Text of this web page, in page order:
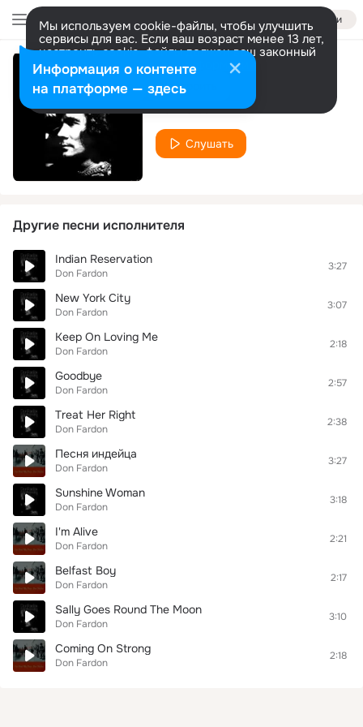
Войти
Мы используем cookie-файлы, чтобы улучшить
сервисы для вас. Если ваш возраст менее 13 лет,
настроить cookie-файлы должен ваш законный
представитель. Больше информации
Разрешить все Настроить
I Need Somebody
Don Fardon
Слушать
Другие песни исполнителя
Indian Reservation
Don Fardon
3:27
New York City
Don Fardon
3:07
Keep On Loving Me
Don Fardon
2:18
Goodbye
Don Fardon
2:57
Treat Her Right
Don Fardon
2:38
Песня индейца
Don Fardon
3:27
Sunshine Woman
Don Fardon
3:18
I'm Alive
Don Fardon
2:21
Belfast Boy
Don Fardon
2:17
Sally Goes Round The Moon
Don Fardon
3:10
Coming On Strong
Don Fardon
2:18
Информация о контенте
на платформе — здесь